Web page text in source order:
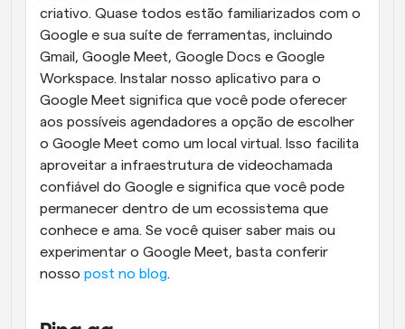
criativo. Quase todos estão familiarizados com o
Google e sua suíte de ferramentas, incluindo
Gmail, Google Meet, Google Docs e Google
Workspace. Instalar nosso aplicativo para o
Google Meet significa que você pode oferecer
aos possíveis agendadores a opção de escolher
o Google Meet como um local virtual. Isso facilita
aproveitar a infraestrutura de videochamada
confiável do Google e significa que você pode
permanecer dentro de um ecossistema que
conhece e ama. Se você quiser saber mais ou
experimentar o Google Meet, basta conferir
nosso post no blog.